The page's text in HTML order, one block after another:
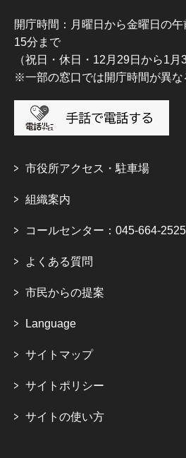
開庁時間：月曜日から金曜日の
15分まで
（祝日・休日・12月29日から1月
※一部の窓口では開庁時間が異な
市役所アクセス・駐車場
組織案内
コールセンター：045-664-2525
よくある質問
市民からの提案
Language
サイトマップ
サイトポリシー
サイトの使い方